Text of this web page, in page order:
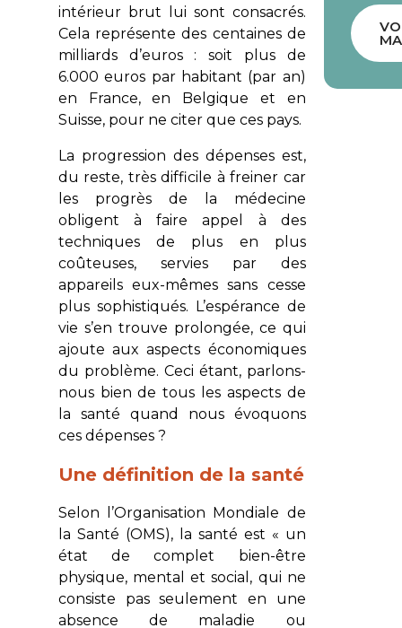
intérieur brut lui sont consacrés.
Cela représente des centaines de
milliards d’euros : soit plus de
6.000 euros par habitant (par an)
en France, en Belgique et en
Suisse, pour ne citer que ces pays.
La progression des dépenses est,
du reste, très difficile à freiner car
les progrès de la médecine
obligent à faire appel à des
techniques de plus en plus
coûteuses, servies par des
appareils eux-mêmes sans cesse
plus sophistiqués. L’espérance de
vie s’en trouve prolongée, ce qui
ajoute aux aspects économiques
du problème. Ceci étant, parlons-
nous bien de tous les aspects de
la santé quand nous évoquons
ces dépenses ?
Une définition de la santé
Selon l’Organisation Mondiale de
la Santé (OMS), la santé est « un
état de complet bien-être
physique, mental et social, qui ne
consiste pas seulement en une
absence de maladie ou